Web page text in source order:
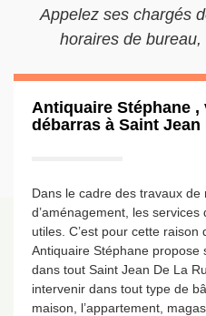
Appelez ses chargés
horaires de
Antiquaire Stéphane
débarras à Saint Jean
Dans le cadre des travaux de
d’aménagement, les
utiles. C’est pour cette raison
Antiquaire Stéphane propose
dans tout Saint Jean De La
intervenir dans tout type de
maison, l’appartement,